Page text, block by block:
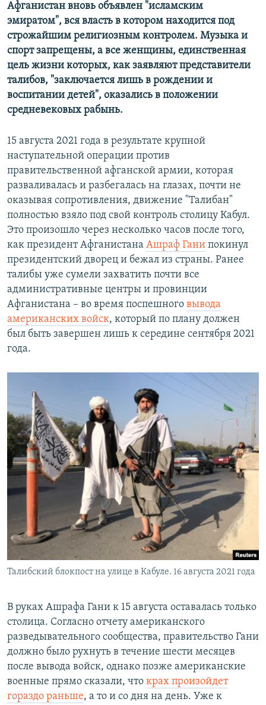
Афганистан вновь объявлен "исламским
эмиратом", вся власть в котором находится под
строжайшим религиозным контролем. Музыка и
спорт запрещены, а все женщины, единственная
цель жизни которых, как заявляют представители
талибов, "заключается лишь в рождении и
воспитании детей", оказались в положении
средневековых рабынь.
15 августа 2021 года в результате крупной
наступательной операции против
правительственной афганской армии, которая
разваливалась и разбегалась на глазах, почти не
оказывая сопротивления, движение "Талибан"
полностью взяло под свой контроль столицу Кабул.
Это произошло через несколько часов после того,
как президент Афганистана Ашраф Гани покинул
президентский дворец и бежал из страны. Ранее
талибы уже сумели захватить почти все
административные центры и провинции
Афганистана – во время поспешного вывода
американских войск, который по плану должен
был быть завершен лишь к середине сентября 2021
года.
Талибский блокпост на улице в Кабуле. 16 августа 2021 года
В руках Ашрафа Гани к 15 августа оставалась только
столица. Согласно отчету американского
разведывательного сообщества, правительство Гани
должно было рухнуть в течение шести месяцев
после вывода войск, однако позже американские
военные прямо сказали, что крах произойдет
гораздо раньше, а то и со дня на день. Уже к